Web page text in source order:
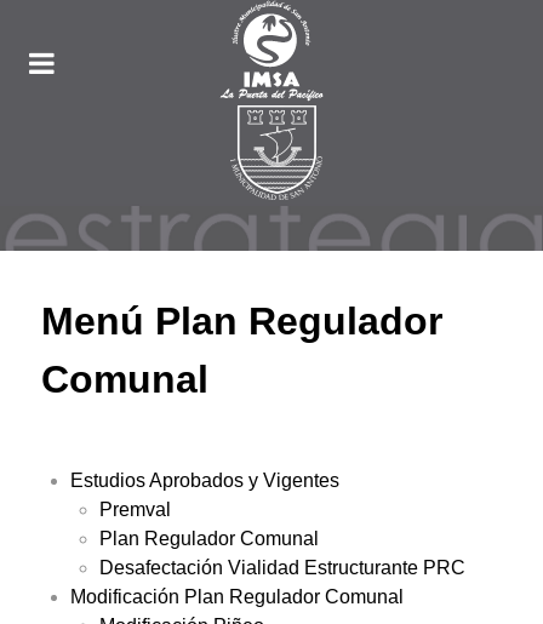
Menú Plan Regulador
Comunal
Estudios Aprobados y Vigentes
Premval
Plan Regulador Comunal
Desafectación Vialidad Estructurante PRC
Modificación Plan Regulador Comunal